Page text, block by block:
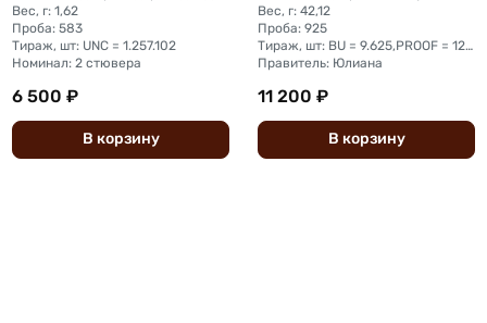
Вес, г: 1,62
Проба: 583
Тираж, шт: UNC = 1.257.102
Номинал: 2 стювера
6 500 ₽
В корзину
Вес, г: 42,12
Проба: 925
Тираж, шт: BU = 9.625,PROOF = 12.788
Правитель: Юлиана
11 200 ₽
В корзину